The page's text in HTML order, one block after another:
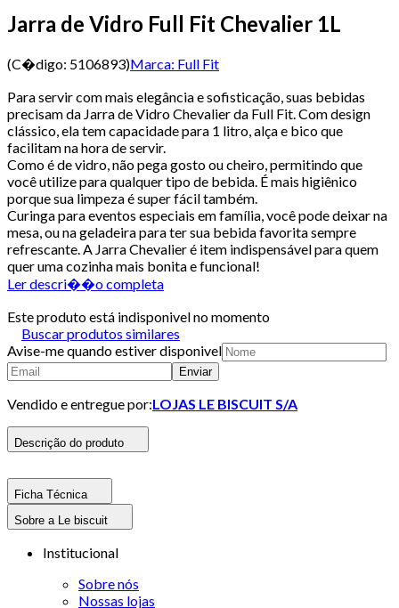
Jarra de Vidro Full Fit Chevalier 1L
(C�digo: 5106893)Marca: Full Fit
Para servir com mais elegância e sofisticação, suas bebidas
precisam da Jarra de Vidro Chevalier da Full Fit. Com design
clássico, ela tem capacidade para 1 litro, alça e bico que
facilitam na hora de servir.
Como é de vidro, não pega gosto ou cheiro, permitindo que
você utilize para qualquer tipo de bebida. É mais higiênico
porque sua limpeza é super fácil também.
Curinga para eventos especiais em família, você pode deixar na
mesa, ou na geladeira para ter sua bebida favorita sempre
refrescante. A Jarra Chevalier é item indispensável para quem
quer uma cozinha mais bonita e funcional!
Ler descri��o completa
Este produto está indisponivel no momento
Buscar produtos similares
Avise-me quando estiver disponivel
Enviar
Vendido e entregue por:LOJAS LE BISCUIT S/A
Descrição do produto
Ficha Técnica
Sobre a Le biscuit
Institucional
Sobre nós
Nossas lojas